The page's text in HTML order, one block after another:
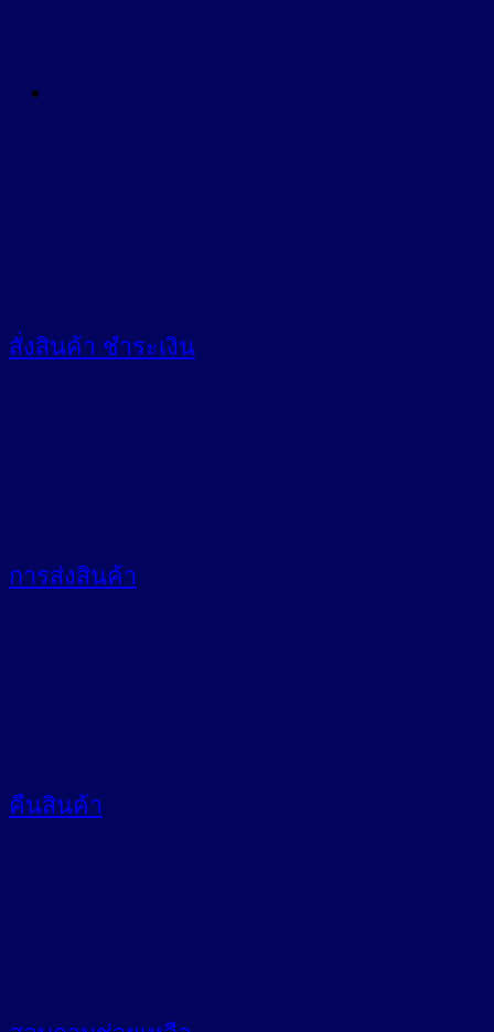
สั่งสินค้า ชำระเงิน
การส่งสินค้า
คืนสินค้า